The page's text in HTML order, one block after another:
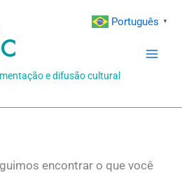
e difusão cultural
encontrar o que você
Português ▼